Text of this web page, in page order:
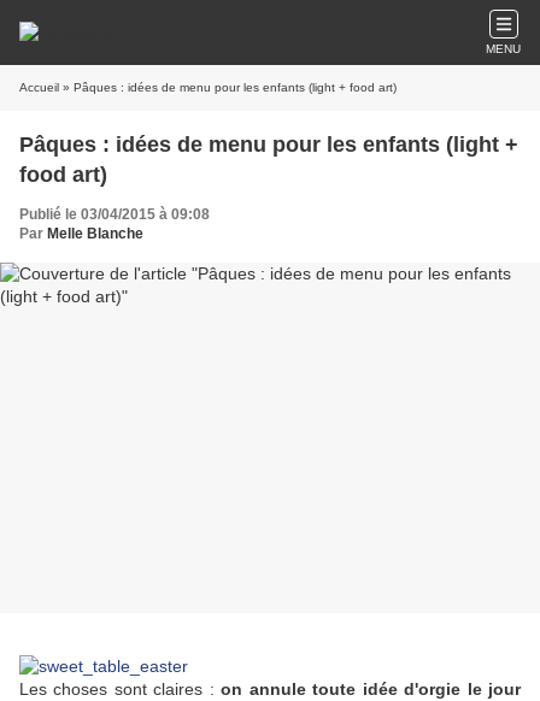
MENU
Accueil » Pâques : idées de menu pour les enfants (light + food art)
Pâques : idées de menu pour les enfants (light +
food art)
Publié le 03/04/2015 à 09:08
Par Melle Blanche
Les choses sont claires :on annule toute idée d'orgie le jour